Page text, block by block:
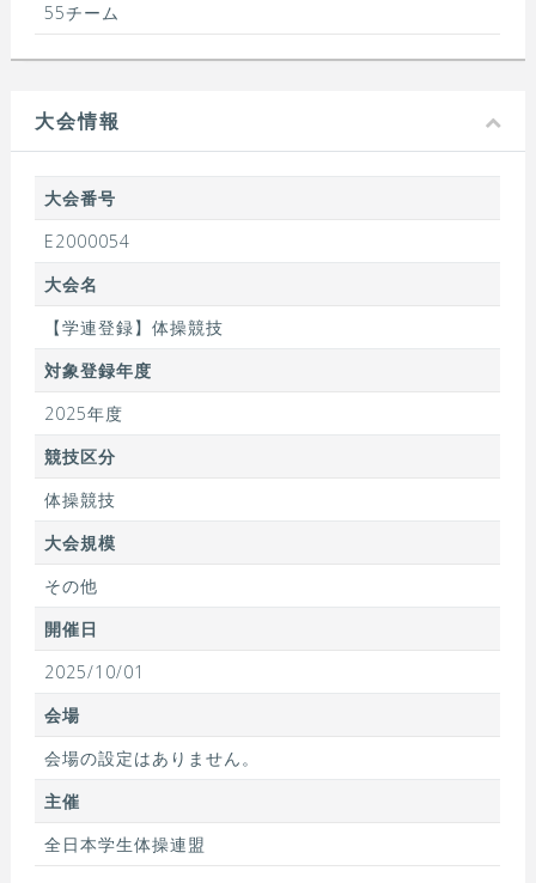
55チーム
大会情報
大会番号
E2000054
大会名
【学連登録】体操競技
対象登録年度
2025年度
競技区分
体操競技
大会規模
その他
開催日
2025/10/01
会場
会場の設定はありません。
主催
全日本学生体操連盟